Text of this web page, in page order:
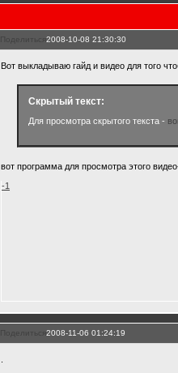
Поделиться2008-10-08 21:30:30
Вот выкладываю гайд и видео для того
Скрытый текст:
Для просмотра скрытого текста -
вот программа для просмотра этого
-1
Поделиться2008-11-06 01:24:19